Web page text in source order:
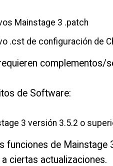
Mainstage 3 .patch
.cst de configuración de
complementos/
de Software:
3 versión 3.5.2 o
funciones de Mainstage
ciertas actualizaciones.